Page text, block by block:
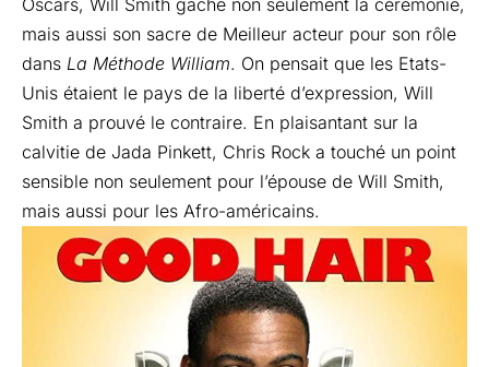
Oscars, Will Smith gâche non seulement la cérémonie,
mais aussi son sacre de Meilleur acteur pour son rôle
dans La Méthode William. On pensait que les Etats-
Unis étaient le pays de la liberté d’expression, Will
Smith a prouvé le contraire. En plaisantant sur la
calvitie de Jada Pinkett, Chris Rock a touché un point
sensible non seulement pour l’épouse de Will Smith,
mais aussi pour les Afro-américains.